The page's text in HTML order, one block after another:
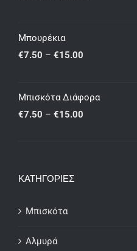
Μπουρέκια
€7.50 – €15.00
through
Μπισκότα Διάφορα
€7.50 – €15.00
ΚΑΤΗΓΟΡΙΕΣ
Μπισκότα
Αλμυρά